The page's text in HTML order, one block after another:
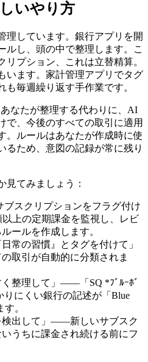
いやり方
理しています。銀行アプリを開
ルし、頭の中で整理します。こ
プション、これは立替精算。
います。家計管理アプリでタグ
毎週繰り返す手作業です。
なたが整理する代わりに、AI
で、今後のすべての取引に適用
。ルールはあなたが作成時に使
るため、意図の記録が常に残り
見てみましょう：
ブスクリプションをフラグ付け
上の定期課金を監視し、レビ
ールを作成します。
常の習慣』とタグを付けて」
取引が自動的に分類されま
く整理して」――「SQ *ﾌﾞﾙｰﾎﾞ
りにくい銀行の記述が「Blue
。
検出して」――新しいサブスク
うちに課金され続ける前にフ